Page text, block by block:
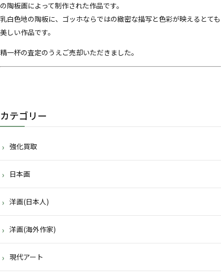
の陶板画によって制作された作品です。
乳白色地の陶板に、ゴッホならではの緻密な描写と色彩が映えるとても
美しい作品です。
精一杯の査定のうえご売却いただきました。
カテゴリー
強化買取
日本画
洋画(日本人)
洋画(海外作家)
現代アート